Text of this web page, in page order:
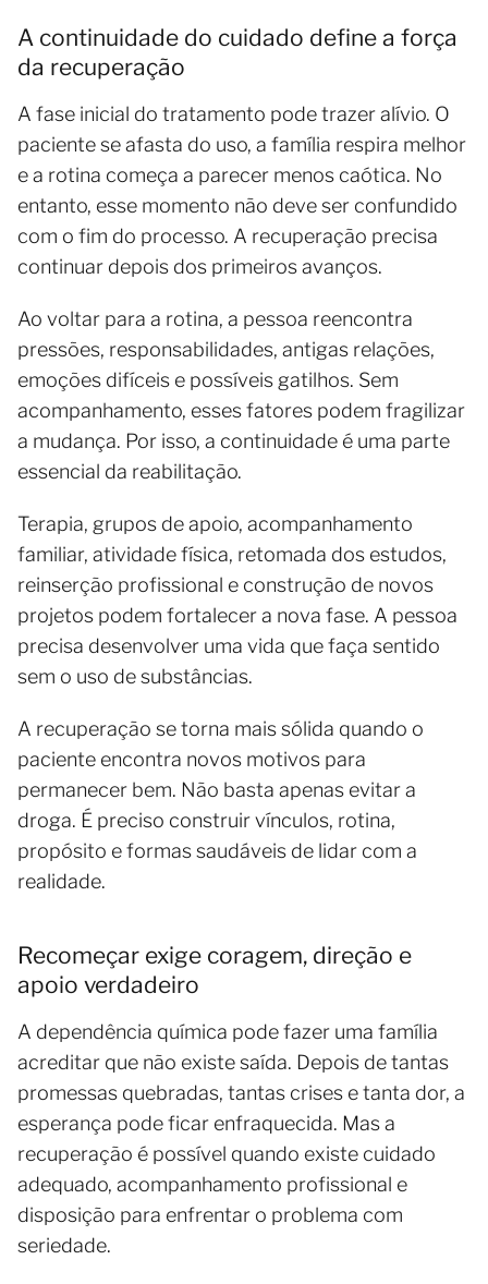
A continuidade do cuidado define a força
da recuperação
A fase inicial do tratamento pode trazer alívio. O
paciente se afasta do uso, a família respira melhor
e a rotina começa a parecer menos caótica. No
entanto, esse momento não deve ser confundido
com o fim do processo. A recuperação precisa
continuar depois dos primeiros avanços.
Ao voltar para a rotina, a pessoa reencontra
pressões, responsabilidades, antigas relações,
emoções difíceis e possíveis gatilhos. Sem
acompanhamento, esses fatores podem fragilizar
a mudança. Por isso, a continuidade é uma parte
essencial da reabilitação.
Terapia, grupos de apoio, acompanhamento
familiar, atividade física, retomada dos estudos,
reinserção profissional e construção de novos
projetos podem fortalecer a nova fase. A pessoa
precisa desenvolver uma vida que faça sentido
sem o uso de substâncias.
A recuperação se torna mais sólida quando o
paciente encontra novos motivos para
permanecer bem. Não basta apenas evitar a
droga. É preciso construir vínculos, rotina,
propósito e formas saudáveis de lidar com a
realidade.
Recomeçar exige coragem, direção e
apoio verdadeiro
A dependência química pode fazer uma família
acreditar que não existe saída. Depois de tantas
promessas quebradas, tantas crises e tanta dor, a
esperança pode ficar enfraquecida. Mas a
recuperação é possível quando existe cuidado
adequado, acompanhamento profissional e
disposição para enfrentar o problema com
seriedade.